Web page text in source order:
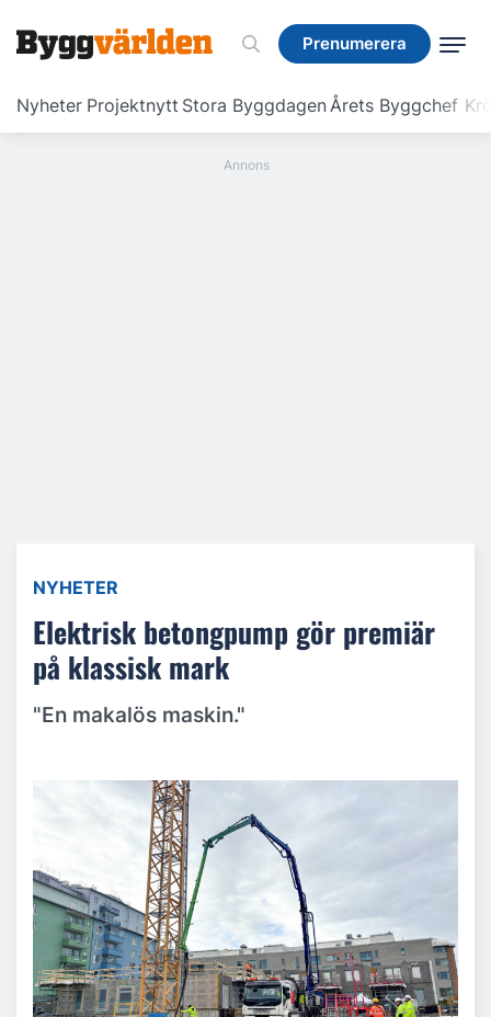
Prenumerera
Nyheter Projektnytt Stora ByggdagenÅrets Byggchef
Prenumerera
NYHETER
Elektrisk betongpump gör premiär
på klassisk mark
"En makalös maskin."